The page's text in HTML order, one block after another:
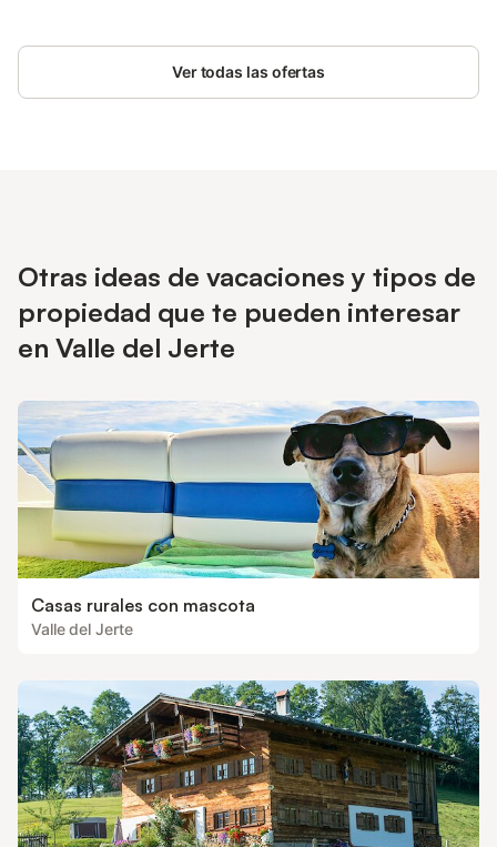
Ver todas las ofertas
Otras ideas de vacaciones y tipos de
propiedad que te pueden interesar
en Valle del Jerte
Casas rurales con mascota
Valle del Jerte